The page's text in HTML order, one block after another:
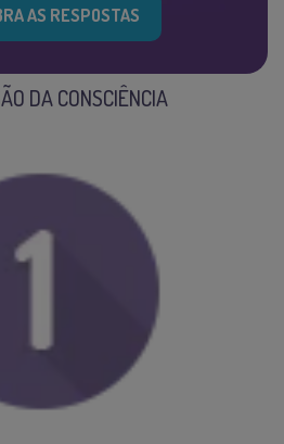
AS RESPOSTAS
DA CONSCIÊNCIA